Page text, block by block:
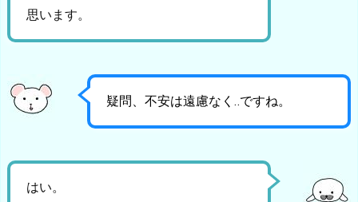
思います。
疑問、不安は遠慮なく‥ですね。
はい。